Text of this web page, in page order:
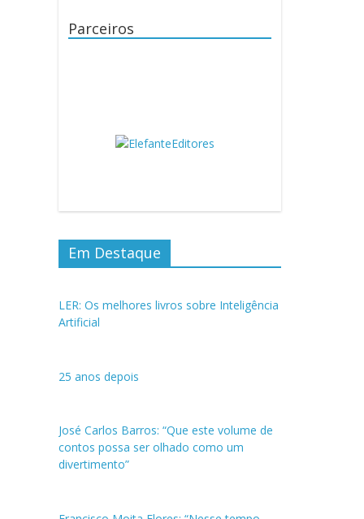
Parceiros
Em Destaque
LER: Os melhores livros sobre Inteligência
Artificial
25 anos depois
José Carlos Barros: “Que este volume de
contos possa ser olhado como um
divertimento”